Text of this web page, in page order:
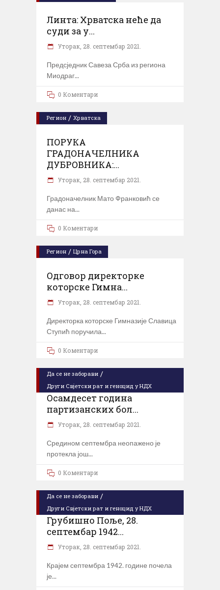
Линта: Хрватска неће да
суди за у...
Уторак, 28. септембар 2021.
Предсједник Савеза Срба из региона
Миодраг
0 Коментари
Регион / Хрватска
ПОРУКА
ГРАДОНАЧЕЛНИКА
ДУБРОВНИКА:...
Уторак, 28. септембар 2021.
Градоначелник Мато Франковић се
данас на
0 Коментари
Регион / Црна Гора
Одговор директорке
котoрске Гимна...
Уторак, 28. септембар 2021.
Директорка которске Гимназије Славица
Ступић поручила
0 Коментари
Да се не заборави /
Други Свјетски рат и геноцид у НДХ
Осамдесет година
партизанских бол...
Уторак, 28. септембар 2021.
Средином септембра неопажено је
протекла још
0 Коментари
Да се не заборави /
Други Свјетски рат и геноцид у НДХ
Грубишно Поље, 28.
септембар 1942...
Уторак, 28. септембар 2021.
Крајем септембра 1942. године почела
је